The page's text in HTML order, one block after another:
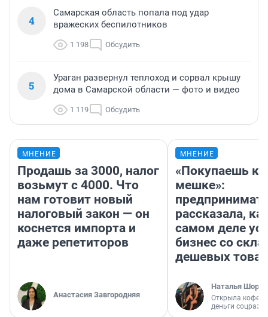
4
Самарская область попала под удар
вражеских беспилотников
1 198 Обсудить
5
Ураган развернул теплоход и сорвал крышу
дома в Самарской области — фото и видео
1 119 Обсудить
МНЕНИЕ
Продашь за 3000, налог
возьмут с 4000. Что
нам готовит новый
налоговый закон — он
коснется импорта и
даже репетиторов
Анастасия Завгородняя
МНЕНИЕ
«Покупаешь
мешке»:
рассказала,
самом деле
бизнес со
дешевых
Наталья
Открыла
деньги